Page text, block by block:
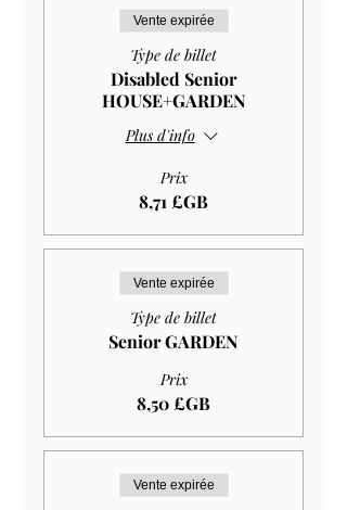
Vente expirée
Type de billet
Disabled Senior
HOUSE+GARDEN
Plus d'info
Prix
8,71 £GB
Vente expirée
Type de billet
Senior GARDEN
Prix
8,50 £GB
Vente expirée